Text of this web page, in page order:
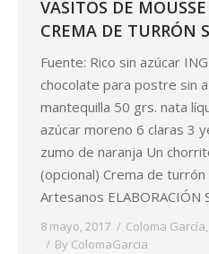
VASITOS DE
CREMA DE TURRÓN
Fuente: Rico sin azúcar
chocolate para postre sin
mantequilla 50 grs. nata
azúcar moreno 6 claras 3
zumo de naranja Un
(opcional) Crema de turrón
Artesanos ELABORACIÓN
8 mayo, 2017 Coloma García,
By ColomaGarcia